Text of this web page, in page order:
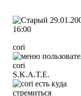
16:00
cori
S.K.A.T.E.